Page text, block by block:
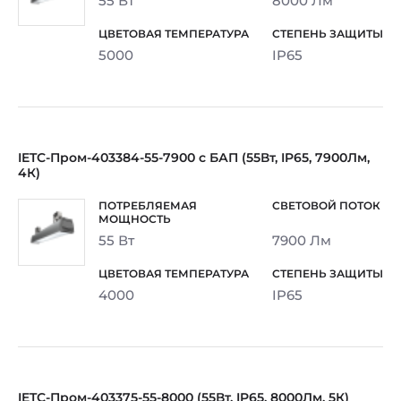
5000 IP65
IETC-Пром-403384-55-7900 с БАП (55Вт, IP65, 7900Лм,
4К)
55 Вт 7900 Лм
4000 IP65
IETC-Пром-403375-55-8000 (55Вт, IP65, 8000Лм, 5К)